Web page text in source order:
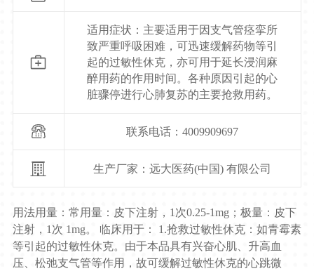
适用症状：主要适用于因支气管痉挛所
致严重呼吸困难，可迅速缓解药物等引
起的过敏性休克，亦可用于延长浸润麻
醉用药的作用时间。各种原因引起的心
脏骤停进行心肺复苏的主要抢救用药。
联系电话：4009909697
生产厂家：远大医药(中国) 有限公司
用法用量：常用量：皮下注射，1次0.25-1mg；极量：皮下
注射，1次 1mg。 临床用于： 1.抢救过敏性休克：如青霉素
等引起的过敏性休克。由于本品具有兴奋心肌、升高血
压、松弛支气管等作用，故可缓解过敏性休克的心跳微